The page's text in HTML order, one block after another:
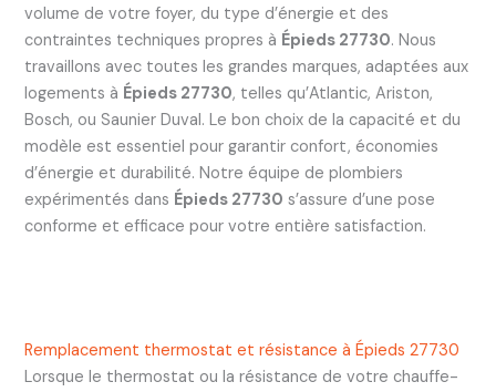
volume de votre foyer, du type d’énergie et des
contraintes techniques propres à Épieds 27730. Nous
travaillons avec toutes les grandes marques, adaptées aux
logements à Épieds 27730, telles qu’Atlantic, Ariston,
Bosch, ou Saunier Duval. Le bon choix de la capacité et du
modèle est essentiel pour garantir confort, économies
d’énergie et durabilité. Notre équipe de plombiers
expérimentés dans Épieds 27730 s’assure d’une pose
conforme et efficace pour votre entière satisfaction.
Remplacement thermostat et résistance à Épieds 27730
Lorsque le thermostat ou la résistance de votre chauffe-